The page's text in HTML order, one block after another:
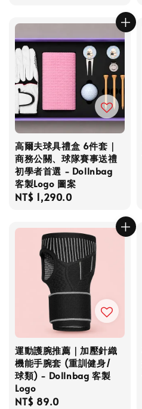
高爾夫球具禮盒 6件套｜
商務公關、球隊賽事送禮
初學者首選 - Dollnbag
客製Logo 圖案
Regular
NT$ 1,290.0
運動護腕推薦｜加壓針織
機能手腕套 (重訓健身/
球類) - Dollnbag 客製
Logo
Regular
NT$ 89.0